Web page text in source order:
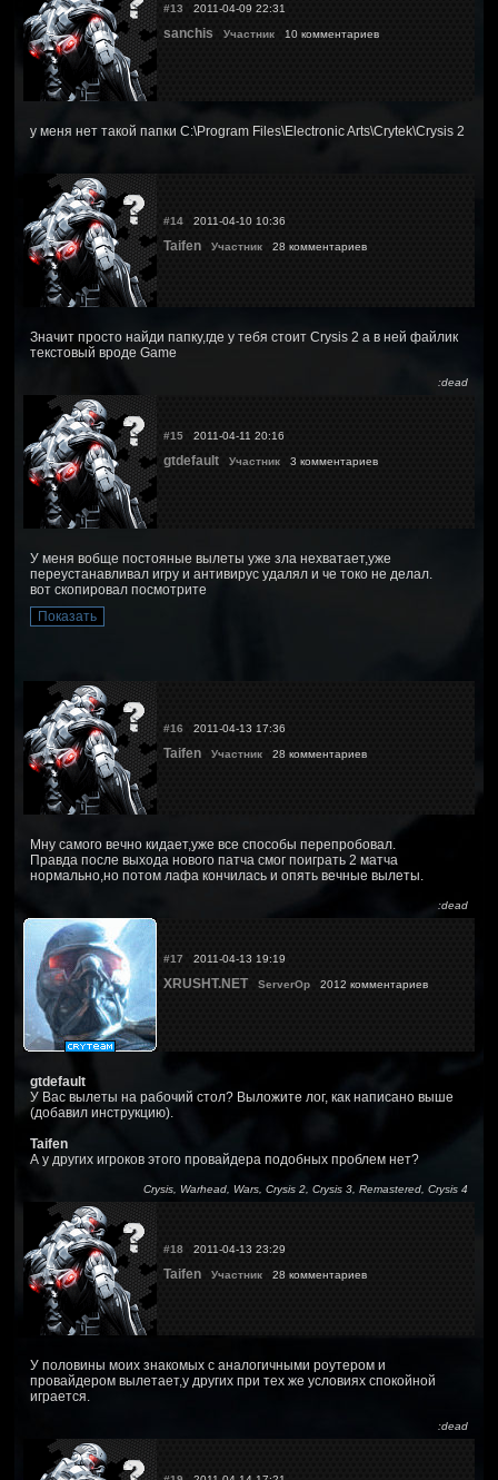
#13 2011-04-09 22:31
sanchis Участник 10 комментариев
у меня нет такой папки C:\Program Files\Electronic Arts\Crytek\Crysis 2
#14 2011-04-10 10:36
Taifen Участник 28 комментариев
Значит просто найди папку,где у тебя стоит Crysis 2 а в ней файлик
текстовый вроде Game
:dead
#15 2011-04-11 20:16
gtdefault Участник 3 комментариев
У меня вобще постояные вылеты уже зла нехватает,уже
переустанавливал игру и антивирус удалял и че токо не делал.
вот скопировал посмотрите
#16 2011-04-13 17:36
Taifen Участник 28 комментариев
Мну самого вечно кидает,уже все способы перепробовал.
Правда после выхода нового патча смог поиграть 2 матча
нормально,но потом лафа кончилась и опять вечные вылеты.
:dead
#17 2011-04-13 19:19
XRUSHT.NET ServerOp 2012 комментариев
gtdefault
У Вас вылеты на рабочий стол? Выложите лог, как написано выше
(добавил инструкцию).
Taifen
А у других игроков этого провайдера подобных проблем нет?
Crysis, Warhead, Wars, Crysis 2, Crysis 3, Remastered, Crysis 4
#18 2011-04-13 23:29
Taifen Участник 28 комментариев
У половины моих знакомых с аналогичными роутером и
провайдером вылетает,у других при тех же условиях спокойной
играется.
:dead